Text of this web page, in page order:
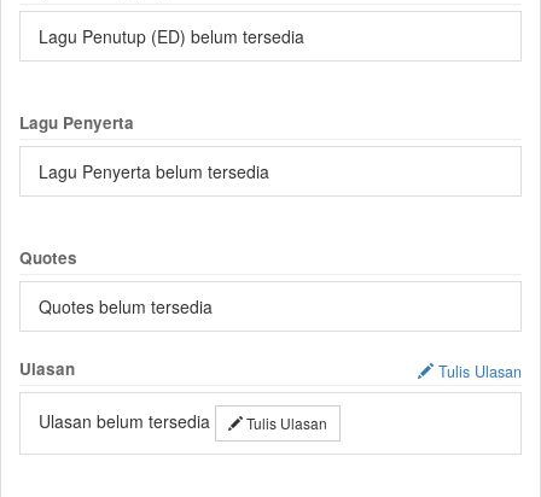
Lagu Penutup (ED) belum tersedia
Lagu Penyerta
Lagu Penyerta belum tersedia
Quotes
Quotes belum tersedia
Ulasan Tulis Ulasan
Ulasan belum tersedia Tulis Ulasan